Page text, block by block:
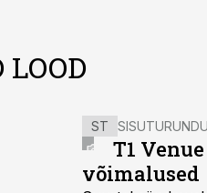
LOOD
ST
T1
võimalused